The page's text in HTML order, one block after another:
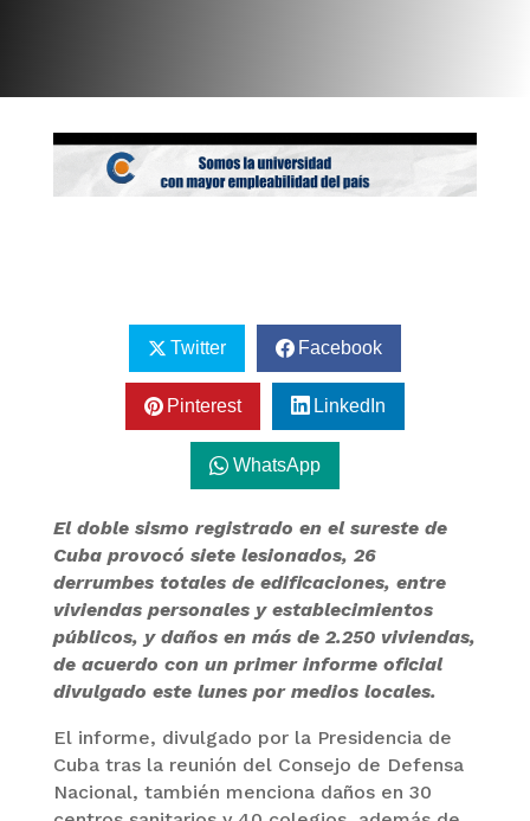
Twitter Facebook
Pinterest LinkedIn
WhatsApp
El doble sismo registrado en el sureste de
Cuba provocó siete lesionados, 26
derrumbes totales de edificaciones, entre
viviendas personales y establecimientos
públicos, y daños en más de 2.250 viviendas,
de acuerdo con un primer informe oficial
divulgado este lunes por medios locales.
El informe, divulgado por la Presidencia de
Cuba tras la reunión del Consejo de Defensa
Nacional, también menciona daños en 30